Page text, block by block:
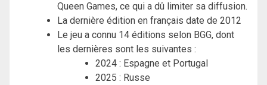
Queen Games, ce qui a dû limiter sa diffusion.
La dernière édition en français date de 2012
Le jeu a connu 14 éditions selon BGG, dont
les dernières sont les suivantes :
2024 : Espagne et Portugal
2025 : Russe